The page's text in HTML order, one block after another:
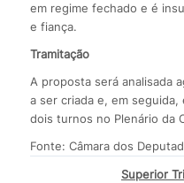
em regime fechado e é
e fiança.
Tramitação
A proposta será analisada
a ser criada e, em seguida,
dois turnos no Plenário da
Fonte: Câmara dos
Superior